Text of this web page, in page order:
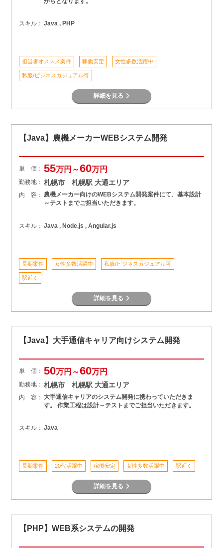
スキル： Java , PHP
担当者オススメ案件 稼働安定 女性多数活躍中
私服/ビジネスカジュアル可
詳細を見る
【Java】農機メーカーWEBシステム開発
単 価： 55万円～60万円
勤務地： 札幌市 札幌駅 大通エリア
内 容： 農機メーカー向けのWEBシステム開発案件にて、基本設計
～テストまでご担当いただきます。
スキル： Java , Node.js , Angular.js
長期案件 女性多数活躍中 私服/ビジネスカジュアル可
駅近く
詳細を見る
【Java】大手通信キャリア向けシステム開発
単 価： 50万円～60万円
勤務地： 札幌市 札幌駅 大通エリア
内 容： 大手通信キャリアのシステム開発に携わっていただきま
す。 作業工程は設計～テストまでご担当いただきます。
スキル： Java
長期案件 20代活躍中 稼働安定 女性多数活躍中 駅近く
詳細を見る
【PHP】WEB系システムの開発